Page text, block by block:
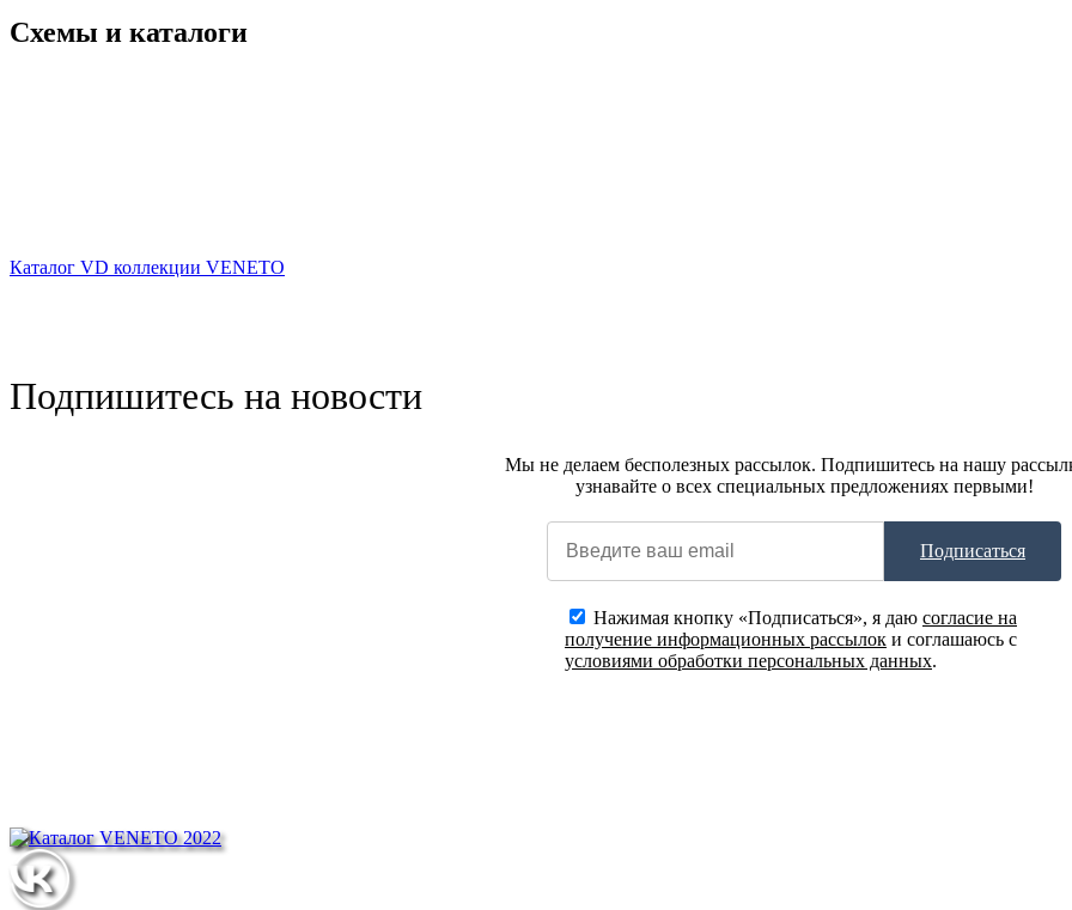
Схемы и каталоги
Каталог VD коллекции VENETO
Подпишитесь на новости
Мы не делаем бесполезных рассылок. Подпишитесь на нашу
узнавайте о всех специальных предложениях первыми!
Подписаться
Нажимая кнопку «Подписаться», я даю согласие на
получение информационных рассылок и соглашаюсь с
условиями обработки персональных данных.